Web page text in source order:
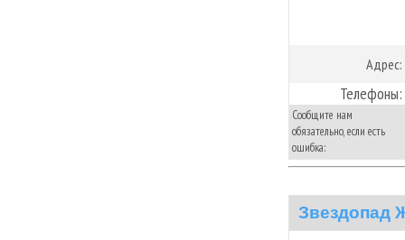
Адрес:
Телефоны:
Сообщите нам
обязательно, если есть
ошибка:
Звездопад